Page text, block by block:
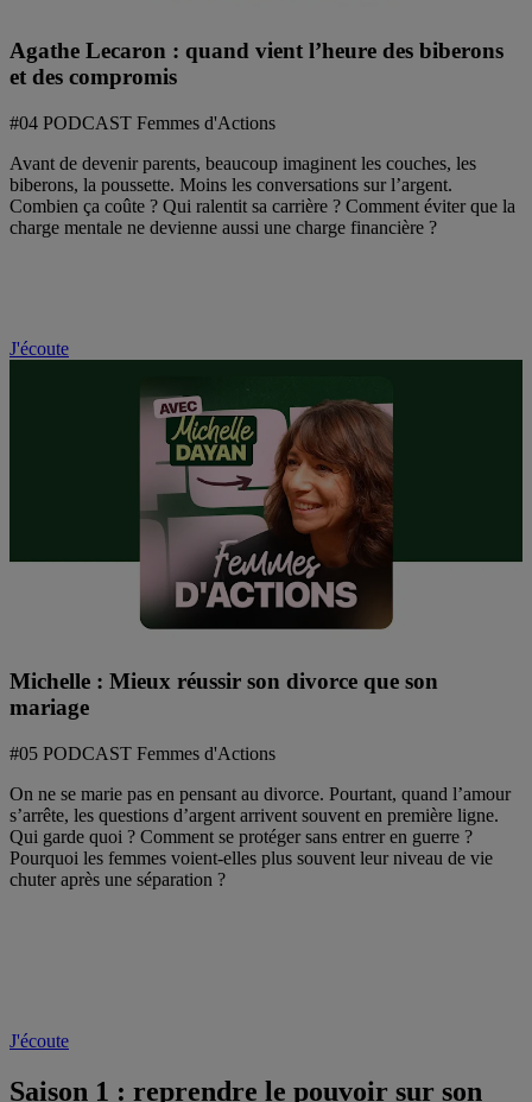
Agathe Lecaron : quand vient l’heure des biberons
et des compromis
#04 PODCAST Femmes d'Actions
Avant de devenir parents, beaucoup imaginent les couches, les
biberons, la poussette. Moins les conversations sur l’argent.
Combien ça coûte ? Qui ralentit sa carrière ? Comment éviter que la
charge mentale ne devienne aussi une charge financière ?
J'écoute
Michelle : Mieux réussir son divorce que son
mariage
#05 PODCAST Femmes d'Actions
On ne se marie pas en pensant au divorce. Pourtant, quand l’amour
s’arrête, les questions d’argent arrivent souvent en première ligne.
Qui garde quoi ? Comment se protéger sans entrer en guerre ?
Pourquoi les femmes voient-elles plus souvent leur niveau de vie
chuter après une séparation ?
J'écoute
Saison 1 : reprendre le pouvoir sur son